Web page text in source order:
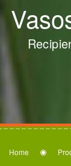
Home